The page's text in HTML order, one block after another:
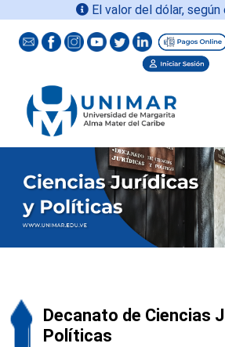
El valor del dólar, según
Decanato de Ciencias
Políticas